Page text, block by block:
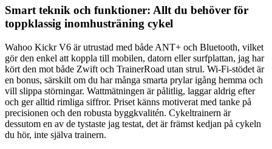
Smart teknik och funktioner: Allt du behöver för
toppklassig inomhusträning cykel
Wahoo Kickr V6 är utrustad med både ANT+ och Bluetooth, vilket
gör den enkel att koppla till mobilen, datorn eller surfplattan, jag har
kört den mot både Zwift och TrainerRoad utan strul. Wi-Fi-stödet är
en bonus, särskilt om du har många smarta prylar igång hemma och
vill slippa störningar. Wattmätningen är pålitlig, laggar aldrig efter
och ger alltid rimliga siffror. Priset känns motiverat med tanke på
precisionen och den robusta byggkvalitén. Cykeltrainern är
dessutom en av de tystaste jag testat, det är främst kedjan på cykeln
du hör, inte själva trainern.